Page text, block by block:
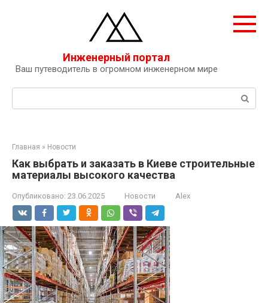
Инженерный портал
Ваш путеводитель в огромном инженерном мире
Поиск:
Главная » Новости
Как выбрать и заказать в Киеве строительные
материалы высокого качества
Опубликовано: 23.06.2025 Новости Alex